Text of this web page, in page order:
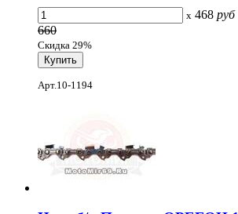
x 468 руб
660
Скидка 29%
Арт.10-1194